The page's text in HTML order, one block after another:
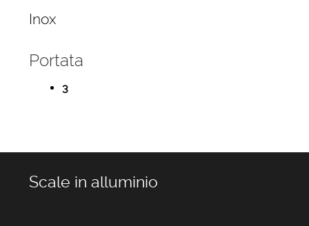
Inox
Portata
3
Scale in alluminio